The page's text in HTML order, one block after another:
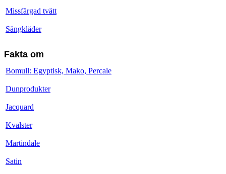
Missfärgad tvätt
Sängkläder
Fakta om
Bomull: Egyptisk, Mako, Percale
Dunprodukter
Jacquard
Kvalster
Martindale
Satin